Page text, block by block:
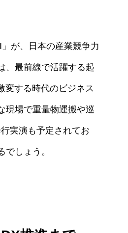
が、日本の産業競争力
、最前線で活躍する起
変する時代のビジネス
現場で重量物運搬や巡
実演も予定されてお
しょう。